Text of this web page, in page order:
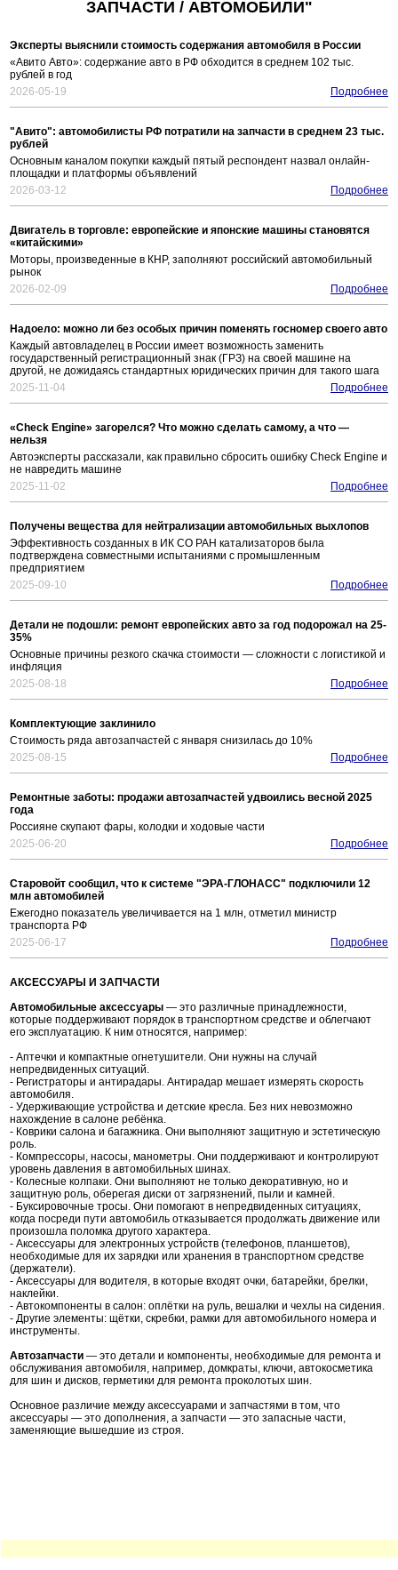
ЗАПЧАСТИ / АВТОМОБИЛИ"
Эксперты выяснили стоимость содержания автомобиля в России
«Авито Авто»: содержание авто в РФ обходится в среднем 102 тыс.
рублей в год
2026-05-19
Подробнее
"Авито": автомобилисты РФ потратили на запчасти в среднем 23 тыс.
рублей
Основным каналом покупки каждый пятый респондент назвал онлайн-
площадки и платформы объявлений
2026-03-12
Подробнее
Двигатель в торговле: европейские и японские машины становятся
«китайскими»
Моторы, произведенные в КНР, заполняют российский автомобильный
рынок
2026-02-09
Подробнее
Надоело: можно ли без особых причин поменять госномер своего авто
Каждый автовладелец в России имеет возможность заменить
государственный регистрационный знак (ГРЗ) на своей машине на
другой, не дожидаясь стандартных юридических причин для такого шага
2025-11-04
Подробнее
«Check Engine» загорелся? Что можно сделать самому, а что —
нельзя
Автоэксперты рассказали, как правильно сбросить ошибку Check Engine и
не навредить машине
2025-11-02
Подробнее
Получены вещества для нейтрализации автомобильных выхлопов
Эффективность созданных в ИК СО РАН катализаторов была
подтверждена совместными испытаниями с промышленным
предприятием
2025-09-10
Подробнее
Детали не подошли: ремонт европейских авто за год подорожал на 25-
35%
Основные причины резкого скачка стоимости — сложности с логистикой и
инфляция
2025-08-18
Подробнее
Комплектующие заклинило
Стоимость ряда автозапчастей с января снизилась до 10%
2025-08-15
Подробнее
Ремонтные заботы: продажи автозапчастей удвоились весной 2025
года
Россияне скупают фары, колодки и ходовые части
2025-06-20
Подробнее
Старовойт сообщил, что к системе "ЭРА-ГЛОНАСС" подключили 12
млн автомобилей
Ежегодно показатель увеличивается на 1 млн, отметил министр
транспорта РФ
2025-06-17
Подробнее
АКСЕССУАРЫ И ЗАПЧАСТИ
Автомобильные аксессуары — это различные принадлежности,
которые поддерживают порядок в транспортном средстве и облегчают
его эксплуатацию. К ним относятся, например:
- Аптечки и компактные огнетушители. Они нужны на случай
непредвиденных ситуаций.
- Регистраторы и антирадары. Антирадар мешает измерять скорость
автомобиля.
- Удерживающие устройства и детские кресла. Без них невозможно
нахождение в салоне ребёнка.
- Коврики салона и багажника. Они выполняют защитную и эстетическую
роль.
- Компрессоры, насосы, манометры. Они поддерживают и контролируют
уровень давления в автомобильных шинах.
- Колесные колпаки. Они выполняют не только декоративную, но и
защитную роль, оберегая диски от загрязнений, пыли и камней.
- Буксировочные тросы. Они помогают в непредвиденных ситуациях,
когда посреди пути автомобиль отказывается продолжать движение или
произошла поломка другого характера.
- Аксессуары для электронных устройств (телефонов, планшетов),
необходимые для их зарядки или хранения в транспортном средстве
(держатели).
- Аксессуары для водителя, в которые входят очки, батарейки, брелки,
наклейки.
- Автокомпоненты в салон: оплётки на руль, вешалки и чехлы на сидения.
- Другие элементы: щётки, скребки, рамки для автомобильного номера и
инструменты.
Автозапчасти — это детали и компоненты, необходимые для ремонта и
обслуживания автомобиля, например, домкраты, ключи, автокосметика
для шин и дисков, герметики для ремонта проколотых шин.
Основное различие между аксессуарами и запчастями в том, что
аксессуары — это дополнения, а запчасти — это запасные части,
заменяющие вышедшие из строя.